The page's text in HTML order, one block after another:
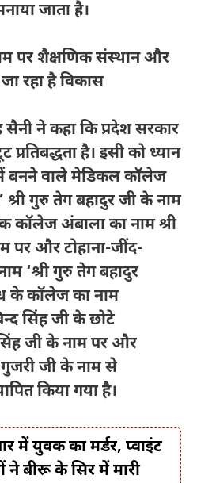
जाता है।
पर शैक्षणिक संस्थान और
रहा है विकास
सैनी ने कहा कि प्रदेश सरकार
है। इसी को ध्यान
बनने वाले मेडिकल कॉलेज
श्री गुरु तेग बहादुर जी के नाम
कॉलेज अंबाला का नाम श्री
पर और टोहाना-जींद-
‘श्री गुरु तेग बहादुर
के कॉलेज का नाम
सिंह जी के छोटे
जी के नाम पर और
जी के नाम से
किया गया है।
में युवक का मर्डर, प्वाइंट
बीरू के सिर में मारी